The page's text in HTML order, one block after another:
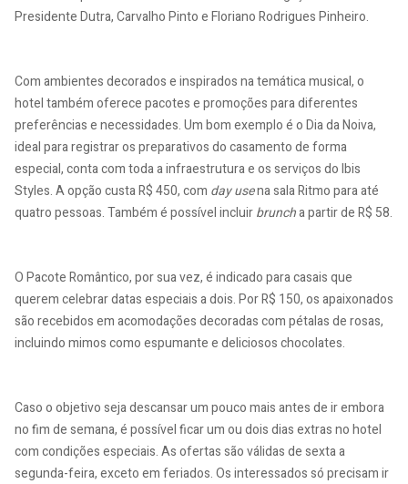
Presidente Dutra, Carvalho Pinto e Floriano Rodrigues Pinheiro.
Com ambientes decorados e inspirados na temática musical, o
hotel também oferece pacotes e promoções para diferentes
preferências e necessidades. Um bom exemplo é o Dia da Noiva,
ideal para registrar os preparativos do casamento de forma
especial, conta com toda a infraestrutura e os serviços do Ibis
Styles. A opção custa R$ 450, com day usena sala Ritmo para até
quatro pessoas. Também é possível incluirbruncha partir de R$ 58.
O Pacote Romântico, por sua vez, é indicado para casais que
querem celebrar datas especiais a dois. Por R$ 150, os apaixonados
são recebidos em acomodações decoradas com pétalas de rosas,
incluindo mimos como espumante e deliciosos chocolates.
Caso o objetivo seja descansar um pouco mais antes de ir embora
no fim de semana, é possível ficar um ou dois dias extras no hotel
com condições especiais. As ofertas são válidas de sexta a
segunda-feira, exceto em feriados. Os interessados só precisam ir